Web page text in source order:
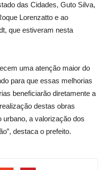
das Cidades, Guto Silva,
Lorenzatto e ao
que estiveram nesta
uma atenção maior do
para que essas melhorias
beneficiarão diretamente a
destas obras
urbano, a valorização dos
destaca o prefeito.